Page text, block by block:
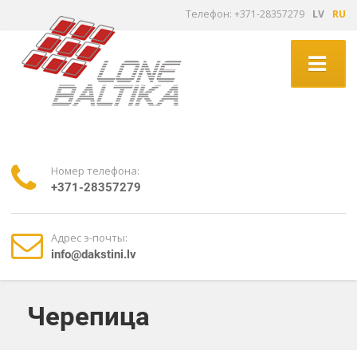
Tелефон: +371-28357279 LV RU
Номер телефона:
+371-28357279
Адрес э-почты:
info@dakstini.lv
Черепица